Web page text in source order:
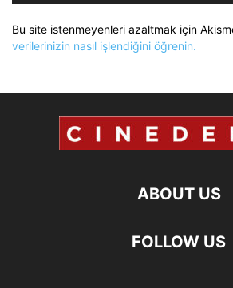
Bu site istenmeyenleri azaltmak için
verilerinizin nasıl işlendiğini öğrenin.
ABOUT US
FOLLOW US